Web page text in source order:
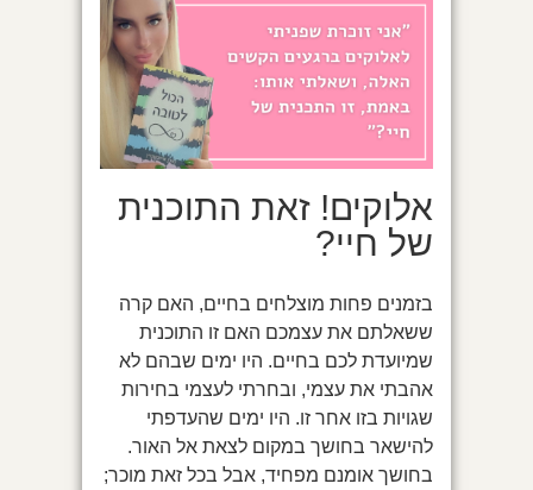
אלוקים! זאת התוכנית
של חיי?
בזמנים פחות מוצלחים בחיים, האם קרה
ששאלתם את עצמכם האם זו התוכנית
שמיועדת לכם בחיים. היו ימים שבהם לא
אהבתי את עצמי, ובחרתי לעצמי בחירות
שגויות בזו אחר זו. היו ימים שהעדפתי
להישאר בחושך במקום לצאת אל האור.
בחושך אומנם מפחיד, אבל בכל זאת מוכר;